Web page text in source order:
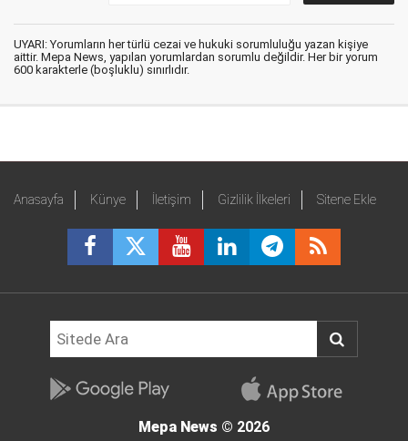
UYARI: Yorumların her türlü cezai ve hukuki sorumluluğu yazan kişiye
aittir. Mepa News, yapılan yorumlardan sorumlu değildir. Her bir yorum
600 karakterle (boşluklu) sınırlıdır.
Anasayfa Künye İletişim Gizlilik İlkeleri Sitene Ekle
Mepa News © 2026